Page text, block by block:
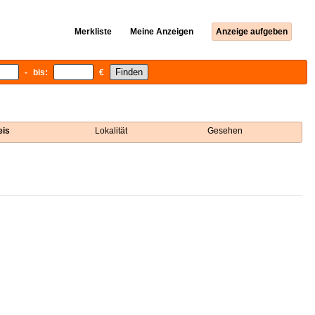
Merkliste Meine Anzeigen Anzeige aufgeben
- bis: €
Lokalität Gesehen